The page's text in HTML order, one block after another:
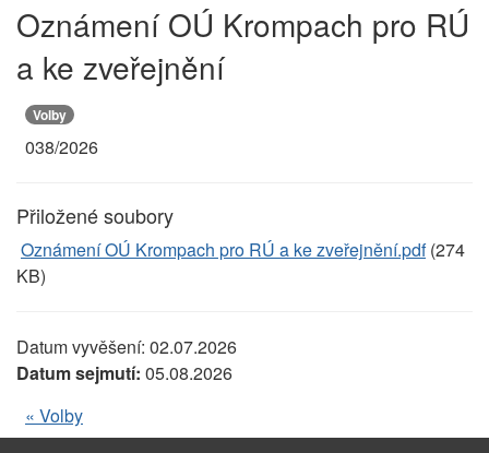
Oznámení OÚ Krompach pro RÚ
a ke zveřejnění
Volby
038/2026
Přiložené soubory
Oznámení OÚ Krompach pro RÚ a ke zveřejnění.pdf(274
KB)
Datum vyvěšení: 02.07.2026
Datum sejmutí: 05.08.2026
« Volby